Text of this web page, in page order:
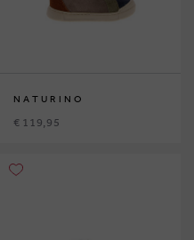
NATURINO
€ 119,95